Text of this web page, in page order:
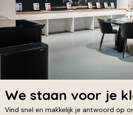
We staan voor je
Vind snel en makkelijk je antwoord op